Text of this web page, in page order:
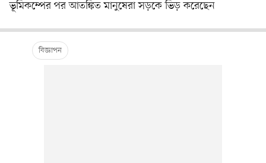
ভূমিকম্পের পর আতঙ্কিত মানুষেরা সড়কে ভিড় করেছেন